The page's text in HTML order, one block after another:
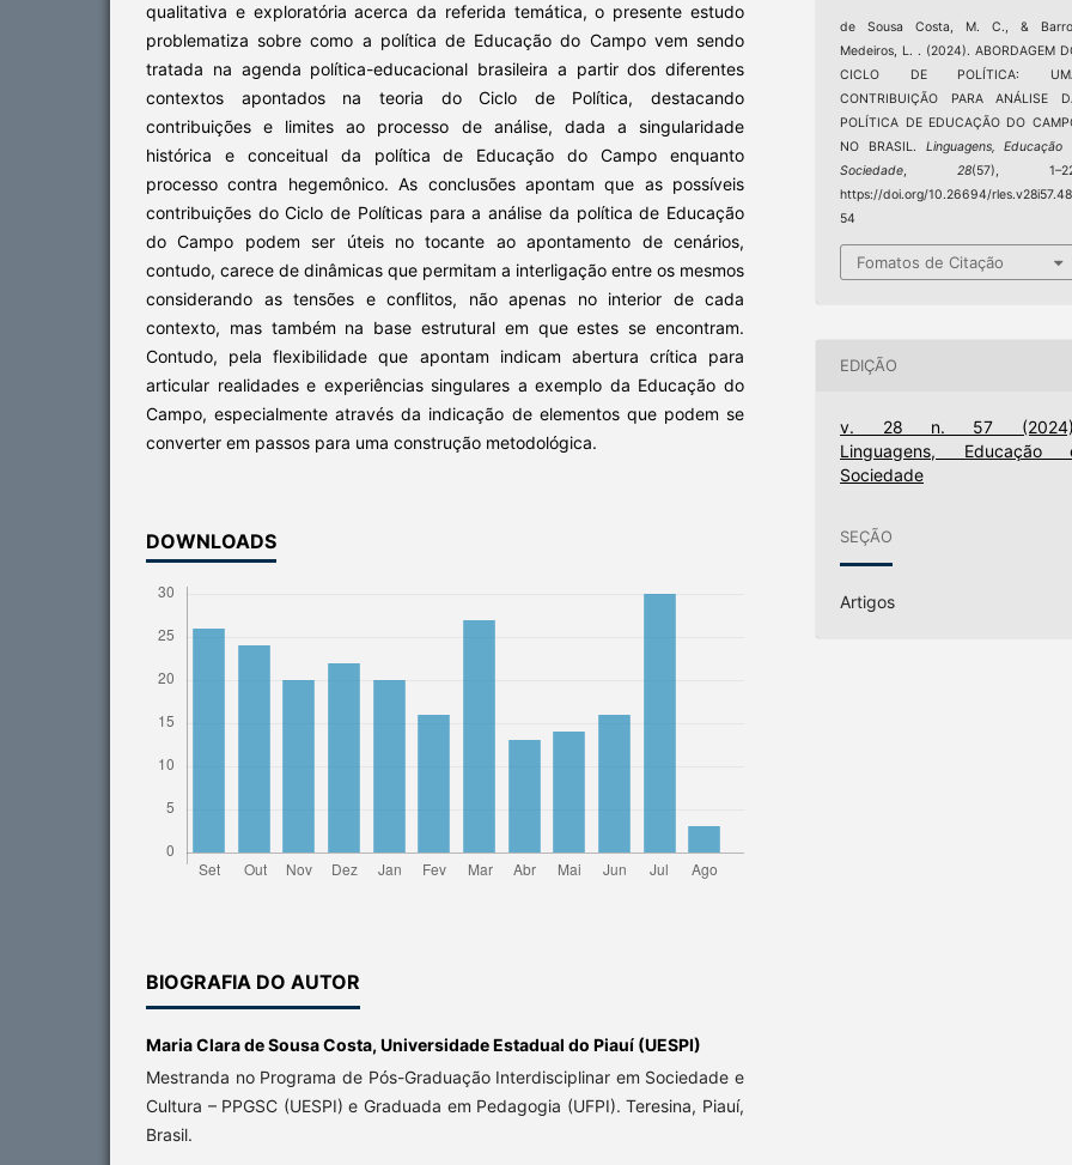
qualitativa e exploratória acerca da referida temática, o presente estudo
problematiza sobre como a política de Educação do Campo vem sendo
tratada na agenda política-educacional brasileira a partir dos diferentes
contextos apontados na teoria do Ciclo de Política, destacando
contribuições e limites ao processo de análise, dada a singularidade
histórica e conceitual da política de Educação do Campo enquanto
processo contra hegemônico. As conclusões apontam que as possíveis
contribuições do Ciclo de Políticas para a análise da política de Educação
do Campo podem ser úteis no tocante ao apontamento de cenários,
contudo, carece de dinâmicas que permitam a interligação entre os mesmos
considerando as tensões e conflitos, não apenas no interior de cada
contexto, mas também na base estrutural em que estes se encontram.
Contudo, pela flexibilidade que apontam indicam abertura crítica para
articular realidades e experiências singulares a exemplo da Educação do
Campo, especialmente através da indicação de elementos que podem se
converter em passos para uma construção metodológica.
DOWNLOADS
BIOGRAFIA DO AUTOR
Maria Clara de Sousa Costa, Universidade Estadual do Piauí (UESPI)
Mestranda no Programa de Pós-Graduação Interdisciplinar em Sociedade e
Cultura – PPGSC (UESPI) e Graduada em Pedagogia (UFPI). Teresina, Piauí,
Brasil.
de Sousa Costa, M. C., &
Medeiros, L. . (2024). ABORDAGEM
CICLO DE POLÍTICA:
CONTRIBUIÇÃO PARA ANÁLISE
POLÍTICA DE EDUCAÇÃO DO
NO BRASIL. Linguagens, Educação
Sociedade, 28(57),
https://doi.org/10.26694/rles.v28i57.48
54
Fomatos de Citação
EDIÇÃO
v. 28 n. 57
Linguagens, Educação
Sociedade
SEÇÃO
Artigos